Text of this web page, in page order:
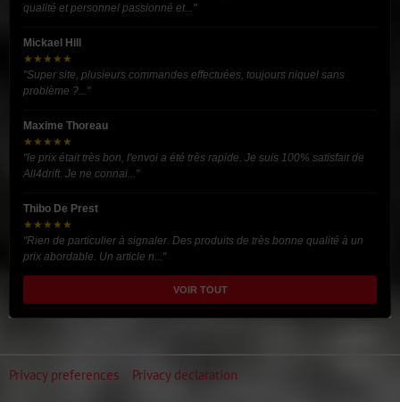
qualité et personnel passionné et..."
Mickael Hill
★★★★★
"Super site, plusieurs commandes effectuées, toujours niquel sans
problème ?..."
Maxime Thoreau
★★★★★
"le prix était très bon, l'envoi a été très rapide. Je suis 100% satisfait de
All4drift. Je ne connai..."
Thibo De Prest
★★★★★
"Rien de particulier à signaler. Des produits de très bonne qualité à un
prix abordable. Un article n..."
VOIR TOUT
Privacy preferences Privacy declaration